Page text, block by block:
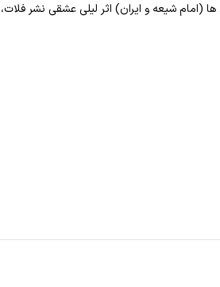
(امام شیعه و ایران) اثر لیلی عشقی نشر فلات،